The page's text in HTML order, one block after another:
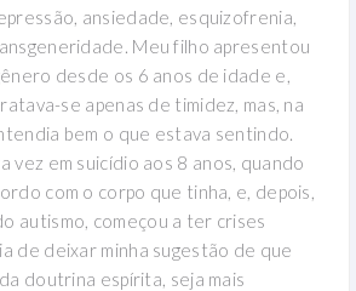
ansiedade, esquizofrenia,
Meu filho apresentou
desde os 6 anos de idade e,
se apenas de timidez, mas, na
bem o que estava sentindo.
vez em suicídio aos 8 anos, quando
com o corpo que tinha, e, depois,
autismo, começou a ter crises
de deixar minha sugestão de que
doutrina espírita, seja mais